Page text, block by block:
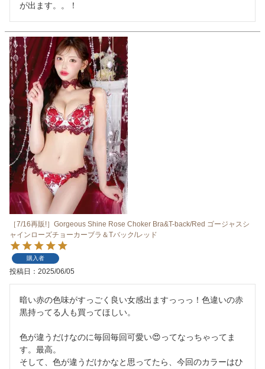
が出ます。。！
［7/16再販!］Gorgeous Shine Rose Choker Bra&T-back/Red ゴージャスシ
ャインローズチョーカーブラ＆Tバック/レッド
購入者
投稿日 2025/06/05
暗い赤の色味がすっごく良い女感出ますっっっ！色違いの赤
黒持ってる人も買ってほしい。
色が違うだけなのに毎回毎回可愛い😍ってなっちゃってま
す。最高。
そして、色が違うだけかなと思ってたら、今回のカラーはひ